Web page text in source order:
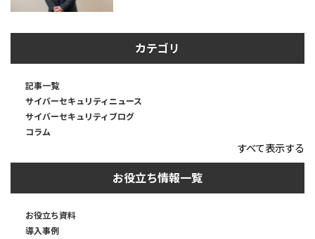
カテゴリ
記事一覧
サイバーセキュリティニュース
サイバーセキュリティブログ
コラム
すべて表示する
お役立ち情報一覧
お役立ち資料
導入事例